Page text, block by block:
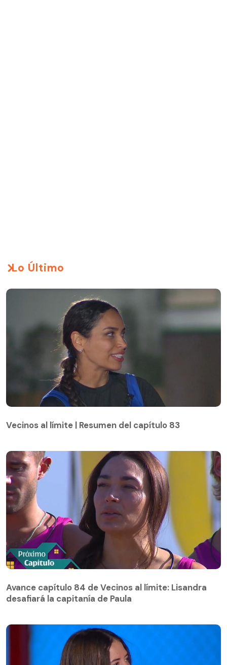
Lo Último
Vecinos al límite | Resumen del capítulo 83
desafiará la capitanía de Paula
Avance capítulo 84 de Vecinos al límite: Lisandra
desafiará la capitanía de Paula